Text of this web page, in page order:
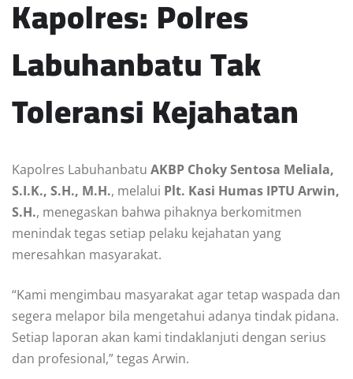
Kapolres: Polres
Labuhanbatu Tak
Toleransi Kejahatan
Kapolres Labuhanbatu AKBP Choky Sentosa Meliala,
S.I.K., S.H., M.H., melalui Plt. Kasi Humas IPTU Arwin,
S.H., menegaskan bahwa pihaknya berkomitmen
menindak tegas setiap pelaku kejahatan yang
meresahkan masyarakat.
“Kami mengimbau masyarakat agar tetap waspada dan
segera melapor bila mengetahui adanya tindak pidana.
Setiap laporan akan kami tindaklanjuti dengan serius
dan profesional,” tegas Arwin.